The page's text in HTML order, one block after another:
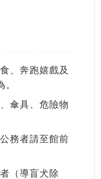
、奔跑嬉戲及
傘具、危險物
務者請至館前
（導盲犬除